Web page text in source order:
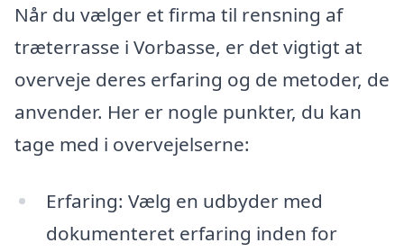
Når du vælger et firma til rensning af
træterrasse i Vorbasse, er det vigtigt at
overveje deres erfaring og de metoder, de
anvender. Her er nogle punkter, du kan
tage med i overvejelserne:
Erfaring: Vælg en udbyder med
dokumenteret erfaring inden for